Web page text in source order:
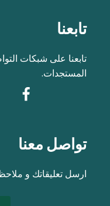
تابعنا
تابعنا على شبكات
المستجدات.
تواصل معنا
ارسل تعليقاتك و